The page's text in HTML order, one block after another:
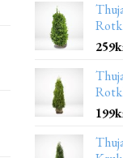
259
199